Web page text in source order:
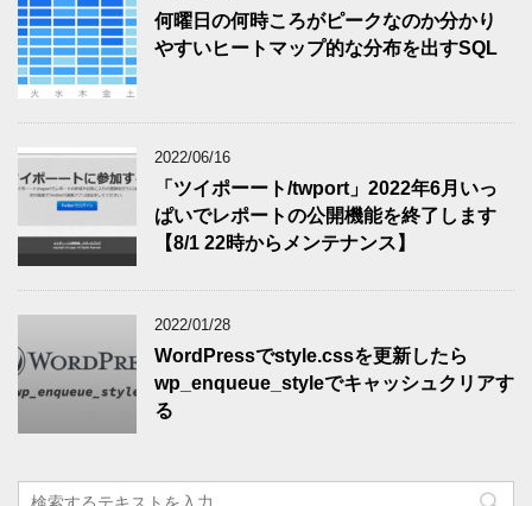
何曜日の何時ころがピークなのか分かり
やすいヒートマップ的な分布を出すSQL
2022/06/16
「ツイポーート/twport」2022年6月いっ
ぱいでレポートの公開機能を終了します
【8/1 22時からメンテナンス】
2022/01/28
WordPressでstyle.cssを更新したら
wp_enqueue_styleでキャッシュクリアす
る